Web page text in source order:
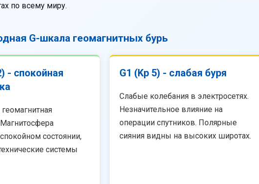
по всему миру.
G-шкала геомагнитных бурь
- спокойная
состоянии,
системы
G1 (Kp 5) - слабая буря
Слабые колебания в электросетях.
Незначительное влияние на
операции спутников. Полярные
сияния видны на высоких широтах.